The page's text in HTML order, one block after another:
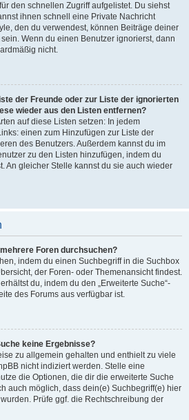
den schnellen Zugriff aufgelistet. Du siehst
ihnen schnell eine Private Nachricht
den du verwendest, können Beiträge deiner
Wenn du einen Benutzer ignorierst, dann
nicht.
der Freunde oder zur Liste der ignorierten
wieder aus den Listen entfernen?
auf diese Listen setzen: In jedem
einen zum Hinzufügen zur Liste der
des Benutzers. Außerdem kannst du im
zu den Listen hinzufügen, indem du
An gleicher Stelle kannst du sie auch wieder
Foren durchsuchen?
indem du einen Suchbegriff in die Suchbox
der Foren- oder Themenansicht findest.
du, indem du den „Erweiterte Suche“-
des Forums aus verfügbar ist.
keine Ergebnisse?
zu allgemein gehalten und enthielt zu viele
nicht indiziert werden. Stelle eine
die Optionen, die dir die erweiterte Suche
auch möglich, dass dein(e) Suchbegriff(e) hier
Prüfe ggf. die Rechtschreibung der